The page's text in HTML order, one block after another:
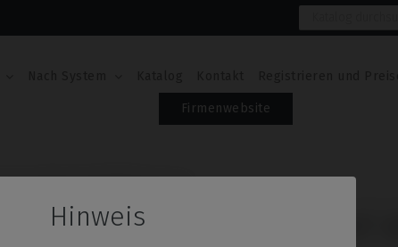
Hinweis
Firmenwebsite
ANALOGE KOMPATIBEL MIT